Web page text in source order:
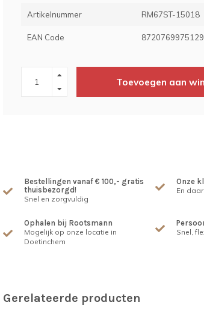
Artikelnummer RM67ST-15018
EAN Code 8720769975129
Toevoegen aan
Bestellingen vanaf € 100,- gratis
thuisbezorgd!
Snel en zorgvuldig
Onze
En
Ophalen bij Rootsmann
Mogelijk op onze locatie in
Doetinchem
Snel,
Gerelateerde producten